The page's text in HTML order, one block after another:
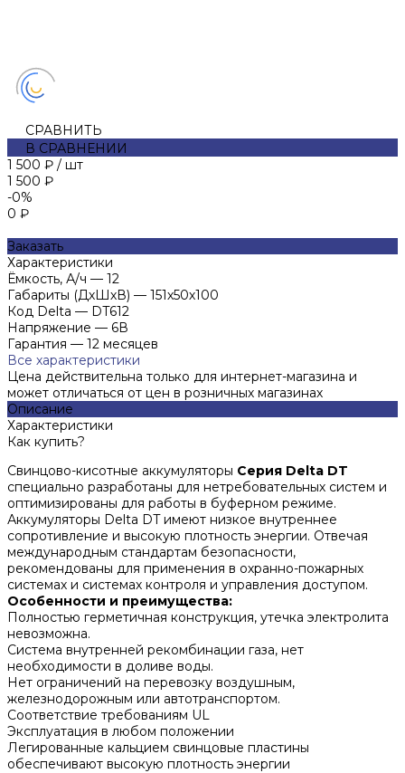
СРАВНИТЬ
В СРАВНЕНИИ
1 500 ₽ / шт
1 500 ₽
-0%
0 ₽
Заказать
Характеристики
Ёмкость, А/ч — 12
Габариты (ДхШхВ) — 151х50х100
Код Delta — DT612
Напряжение — 6В
Гарантия — 12 месяцев
Все характеристики
Цена действительна только для интернет-магазина и
может отличаться от цен в розничных магазинах
Описание
Характеристики
Как купить?
Свинцово-кисотные аккумуляторы Серия Delta DT
специально разработаны для нетребовательных систем и
оптимизированы для работы в буферном режиме.
Аккумуляторы Delta DT имеют низкое внутреннее
сопротивление и высокую плотность энергии. Отвечая
международным стандартам безопасности,
рекомендованы для применения в охранно-пожарных
системах и системах контроля и управления доступом.
Особенности и преимущества:
Полностью герметичная конструкция, утечка электролита
невозможна.
Система внутренней рекомбинации газа, нет
необходимости в доливе воды.
Нет ограничений на перевозку воздушным,
железнодорожным или автотранспортом.
Соответствие требованиям UL
Эксплуатация в любом положении
Легированные кальцием свинцовые пластины
обеспечивают высокую плотность энергии